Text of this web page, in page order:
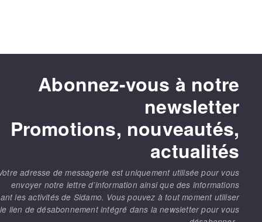
Abonnez-vous à notre
newsletter
Promotions, nouveautés,
actualités
adresse de messagerie est uniquement utilisée pour vous
envoyer notre lettre d’information ainsi que des informations
les activités de Sidamo. Vous pouvez à tout moment utiliser
le lien de désabonnement intégré dans la newsletter pour vous